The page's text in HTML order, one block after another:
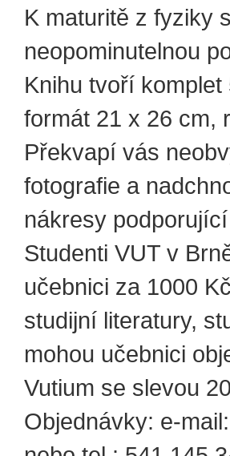
K maturitě z fyziky
neopominutelnou
Knihu tvoří
formát 21 x 26 cm,
Překvapí vás
fotografie a
nákresy
Studenti VUT v
učebnici za 1000
studijní literatury,
mohou učebnici
Vutium se slevou
Objednávky: e-